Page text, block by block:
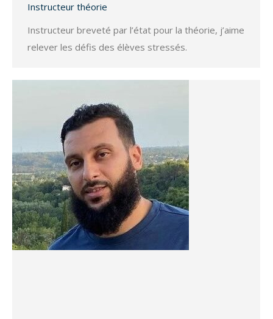
Instructeur théorie
Instructeur breveté par l’état pour la théorie, j’aime
relever les défis des élèves stressés.